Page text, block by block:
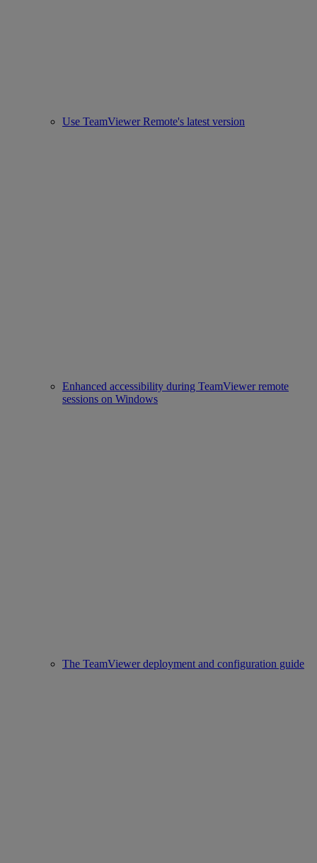
Use TeamViewer Remote's latest version
Enhanced accessibility during TeamViewer remote
sessions on Windows
The TeamViewer deployment and configuration guide